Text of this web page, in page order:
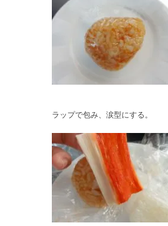
ラップで包み、涙型にする。